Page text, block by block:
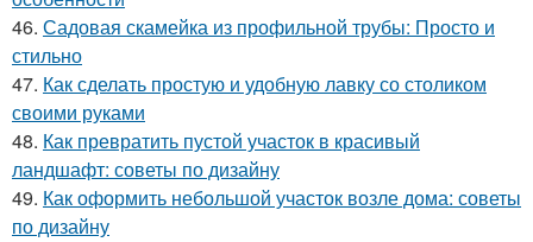
46. Садовая скамейка из профильной трубы: Просто и
стильно
47. Как сделать простую и удобную лавку со столиком
своими руками
48. Как превратить пустой участок в красивый
ландшафт: советы по дизайну
49. Как оформить небольшой участок возле дома: советы
по дизайну